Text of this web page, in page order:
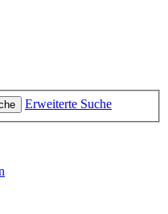
Erweiterte Suche